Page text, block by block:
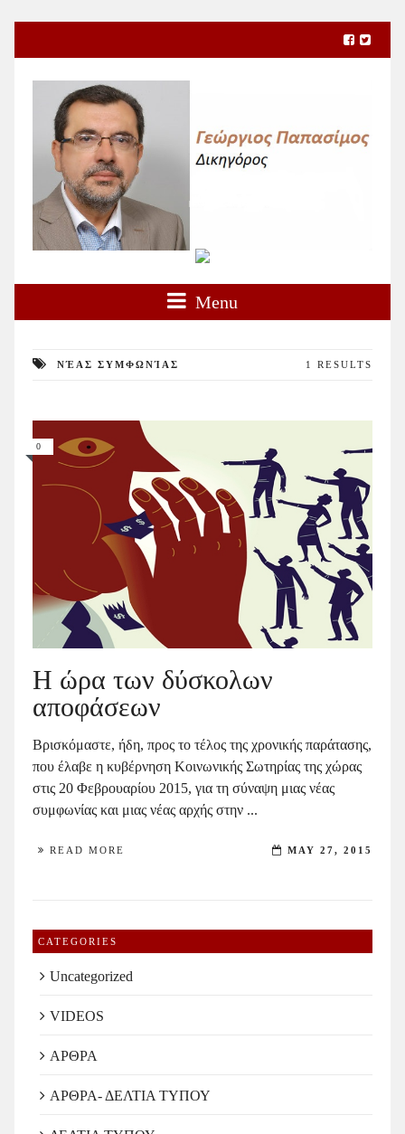
Menu
ΝΈΑΣ ΣΥΜΦΩΝΊΑΣ 1 RESULTS
0
Η ώρα των δύσκολων
αποφάσεων
Βρισκόμαστε, ήδη, προς το τέλος της χρονικής παράτασης,
που έλαβε η κυβέρνηση Κοινωνικής Σωτηρίας της χώρας
στις 20 Φεβρουαρίου 2015, για τη σύναψη μιας νέας
συμφωνίας και μιας νέας αρχής στην ...
READ MORE MAY 27, 2015
CATEGORIES
Uncategorized
VIDEOS
ΑΡΘΡΑ
ΑΡΘΡΑ- ΔΕΛΤΙΑ ΤΥΠΟΥ